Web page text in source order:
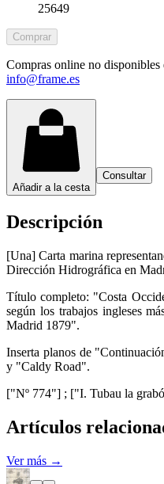
25649
Comprar
Compras online no disponibles
info@frame.es
Añadir a la cesta
Consultar
Descripción
[Una] Carta marina
Dirección Hidrográfica en
Título completo: "Costa
según los trabajos ingleses
Madrid 1879".
Inserta planos de
y "Caldy Road".
["Nº 774"] ; ["I. Tubau la
Artículos
Ver más →